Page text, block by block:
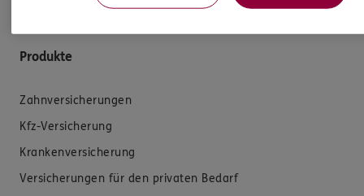
Produkte
Zahnversicherungen
Kfz-Versicherung
Krankenversicherung
Versicherungen für den privaten Bedarf